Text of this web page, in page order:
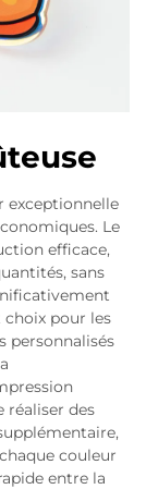
exceptionnelle
Le
efficace,
sans
choix pour les
personnalisés
des
couleur
entre la